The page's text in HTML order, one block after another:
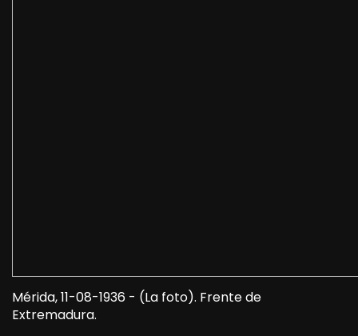
Mérida, 11-08-1936 - (La foto). Frente de
Extremadura.